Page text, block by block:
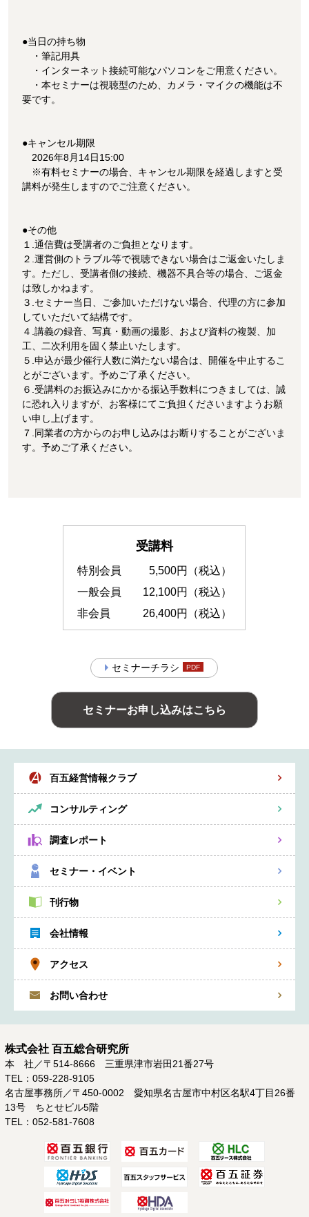
●当日の持ち物
・筆記用具
・インターネット接続可能なパソコンをご用意ください。
・本セミナーは視聴型のため、カメラ・マイクの機能は不
要です。
●キャンセル期限
2026年8月14日15:00
※有料セミナーの場合、キャンセル期限を経過しますと受
講料が発生しますのでご注意ください。
●その他
１.通信費は受講者のご負担となります。
２.運営側のトラブル等で視聴できない場合はご返金いたしま
す。ただし、受講者側の接続、機器不具合等の場合、ご返金
は致しかねます。
３.セミナー当日、ご参加いただけない場合、代理の方に参加
していただいて結構です。
４.講義の録音、写真・動画の撮影、および資料の複製、加
工、二次利用を固く禁止いたします。
５.申込が最少催行人数に満たない場合は、開催を中止するこ
とがございます。予めご了承ください。
６.受講料のお振込みにかかる振込手数料につきましては、誠
に恐れ入りますが、お客様にてご負担くださいますようお願
い申し上げます。
７.同業者の方からのお申し込みはお断りすることがございま
す。予めご了承ください。
受講料
特別会員
5,500円（税込）
一般会員
12,100円（税込）
非会員
26,400円（税込）
セミナーチラシ
セミナーお申し込みはこちら
百五経営情報クラブ
コンサルティング
調査レポート
セミナー・イベント
刊行物
会社情報
アクセス
お問い合わせ
株式会社 百五総合研究所
本 社／〒514-8666 三重県津市岩田21番27号
TEL：059-228-9105
名古屋事務所／〒450-0002 愛知県名古屋市中村区名駅4丁目26番
13号 ちとせビル5階
TEL：052-581-7608